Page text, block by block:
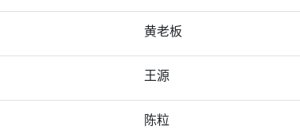
黄老板
王源
陈粒